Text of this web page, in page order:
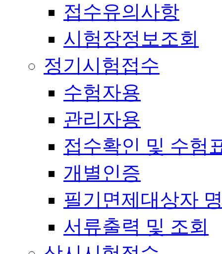
접수유의사항
시험장정보조회
정기시험접수
수험자용
관리자용
접수확인 및 수험
개별인증
필기면제대상자
서류출력 및 조회